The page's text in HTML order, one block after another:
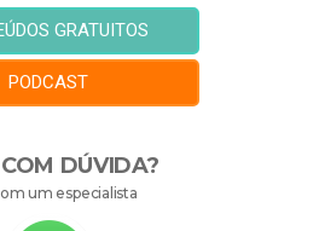
GRATUITOS
PODCAST
DÚVIDA?
um especialista